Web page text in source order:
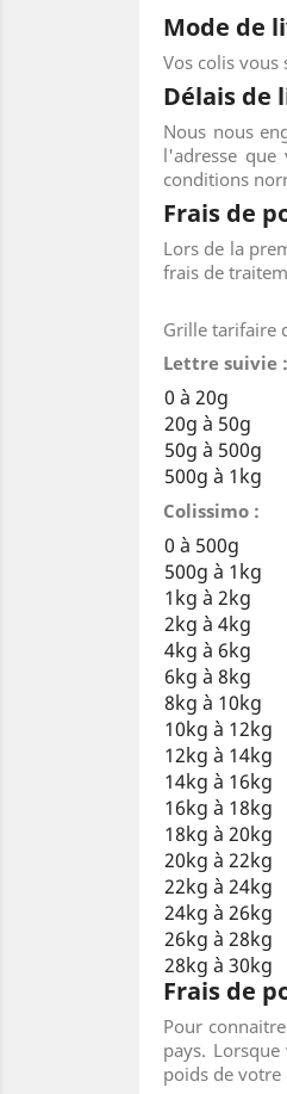
Mode de
Vos colis vous
Délais de
Nous nous
l'adresse que
conditions
Frais de
Lors de la
frais de
Grille tarifaire
Lettre suivie :
0 à 20g
20g à 50g
50g à 500g
500g à 1kg
Colissimo :
0 à 500g
500g à 1kg
1kg à 2kg
2kg à 4kg
4kg à 6kg
6kg à 8kg
8kg à 10kg
10kg à 12kg
12kg à 14kg
14kg à 16kg
16kg à 18kg
18kg à 20kg
20kg à 22kg
22kg à 24kg
24kg à 26kg
26kg à 28kg
28kg à 30kg
Frais de
Pour
pays.
poids de votre